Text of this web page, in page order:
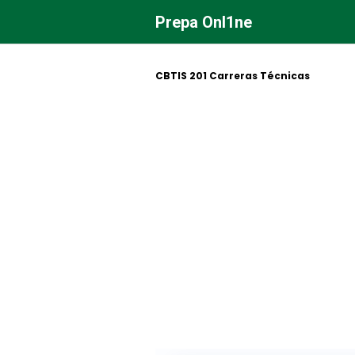
contenido
Prepa Onl1ne
CBTIS 201 Carreras Técnicas